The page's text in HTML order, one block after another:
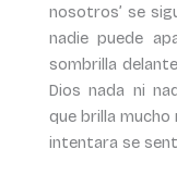
nosotros’ se
nadie puede
sombrilla
Dios nada ni
que brilla mucho
intentara se